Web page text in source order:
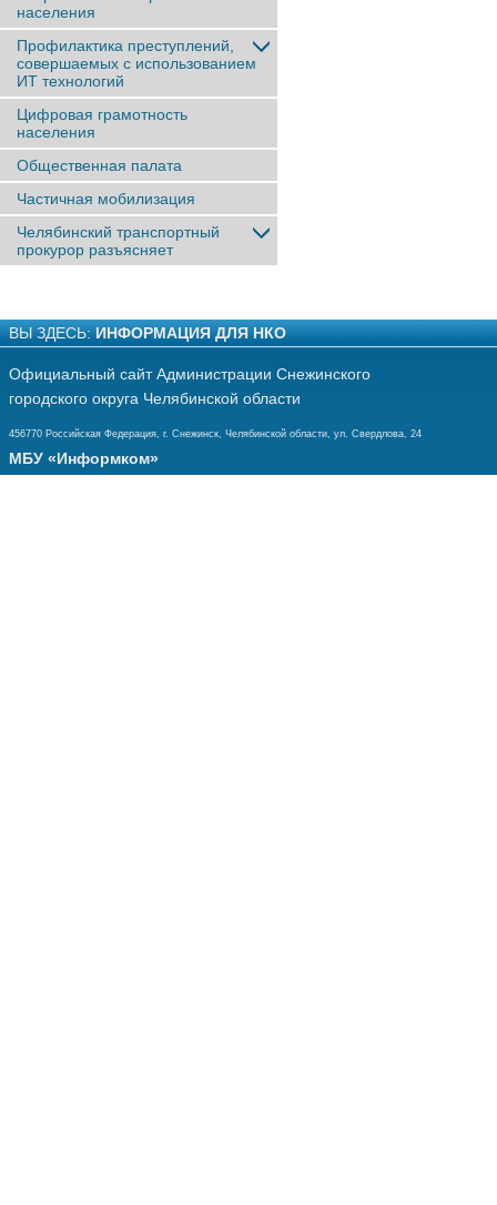
населения
Профилактика преступлений,
совершаемых с использованием
ИТ технологий
Цифровая грамотность
населения
Общественная палата
Частичная мобилизация
Челябинский транспортный
прокурор разъясняет
ВЫ ЗДЕСЬ: ИНФОРМАЦИЯ ДЛЯ НКО
Официальный сайт Администрации Снежинского
городского округа Челябинской области
456770 Российская Федерация, г. Снежинск, Челябинской области, ул. Свердлова, 24
МБУ «Информком»